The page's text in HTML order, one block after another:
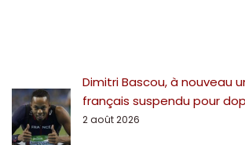
Dimitri Bascou, à nouveau
français suspendu pour
2 août 2026